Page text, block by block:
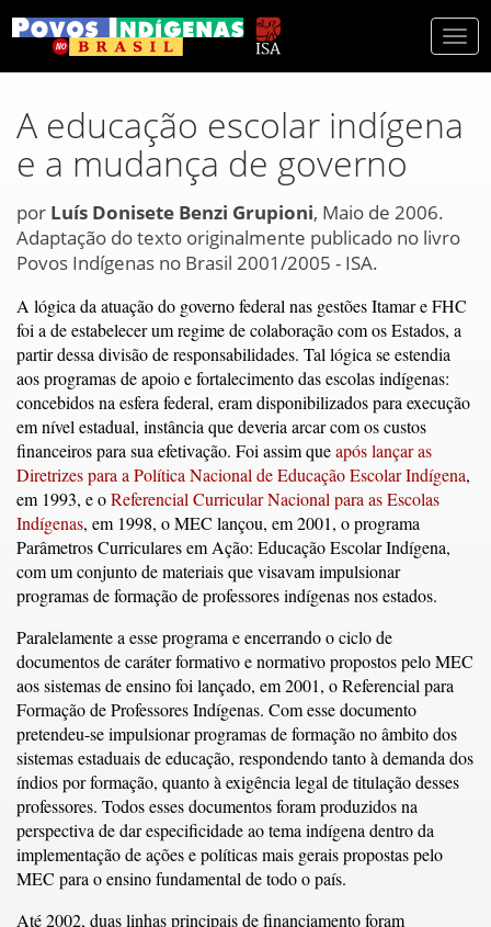
A educação escolar indígena
e a mudança de governo
por Luís Donisete Benzi Grupioni, Maio de 2006.
Adaptação do texto originalmente publicado no livro
Povos Indígenas no Brasil 2001/2005 - ISA.
A lógica da atuação do governo federal nas gestões Itamar e FHC
foi a de estabelecer um regime de colaboração com os Estados, a
partir dessa divisão de responsabilidades. Tal lógica se estendia
aos programas de apoio e fortalecimento das escolas indígenas:
concebidos na esfera federal, eram disponibilizados para execução
em nível estadual, instância que deveria arcar com os custos
financeiros para sua efetivação. Foi assim queapós lançar as
Diretrizes para a Política Nacional de Educação Escolar Indígena,
em 1993, e oReferencial Curricular Nacional para as Escolas
Indígenas, em 1998, o MEC lançou, em 2001, o programa
Parâmetros Curriculares em Ação: Educação Escolar Indígena,
com um conjunto de materiais que visavam impulsionar
programas de formação de professores indígenas nos estados.
Paralelamente a esse programa e encerrando o ciclo de
documentos de caráter formativo e normativo propostos pelo MEC
aos sistemas de ensino foi lançado, em 2001, o Referencial para
Formação de Professores Indígenas. Com esse documento
pretendeu-se impulsionar programas de formação no âmbito dos
sistemas estaduais de educação, respondendo tanto à demanda dos
índios por formação, quanto à exigência legal de titulação desses
professores. Todos esses documentos foram produzidos na
perspectiva de dar especificidade ao tema indígena dentro da
implementação de ações e políticas mais gerais propostas pelo
MEC para o ensino fundamental de todo o país.
Até 2002, duas linhas principais de financiamento foram